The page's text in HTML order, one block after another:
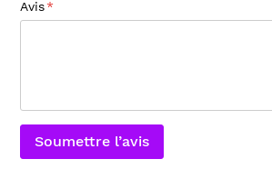
Avis
Soumettre l’avis